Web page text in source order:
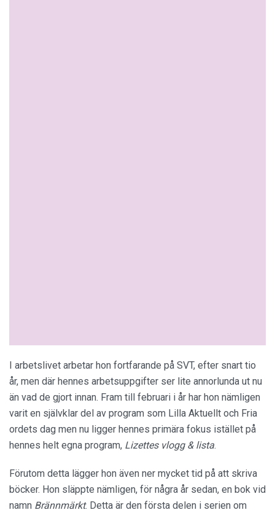
I arbetslivet arbetar hon fortfarande på SVT, efter snart tio
år, men där hennes arbetsuppgifter ser lite annorlunda ut nu
än vad de gjort innan. Fram till februari i år har hon nämligen
varit en självklar del av program som Lilla Aktuellt och Fria
ordets dag men nu ligger hennes primära fokus istället på
hennes helt egna program, Lizettes vlogg & lista.
Förutom detta lägger hon även ner mycket tid på att skriva
böcker. Hon släppte nämligen, för några år sedan, en bok vid
namn Brännmärkt. Detta är den första delen i serien om